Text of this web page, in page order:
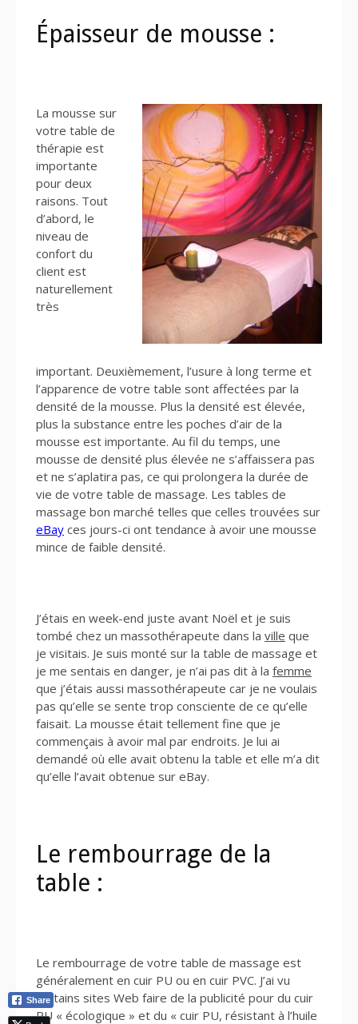
Épaisseur de mousse :
La mousse sur
votre table de
thérapie est
importante
pour deux
raisons. Tout
d’abord, le
niveau de
confort du
client est
naturellement
très
important. Deuxièmement, l’usure à long terme et
l’apparence de votre table sont affectées par la
densité de la mousse. Plus la densité est élevée,
plus la substance entre les poches d’air de la
mousse est importante. Au fil du temps, une
mousse de densité plus élevée ne s’affaissera pas
et ne s’aplatira pas, ce qui prolongera la durée de
vie de votre table de massage. Les tables de
massage bon marché telles que celles trouvées sur
eBay ces jours-ci ont tendance à avoir une mousse
mince de faible densité.
J’étais en week-end juste avant Noël et je suis
tombé chez un massothérapeute dans la ville que
je visitais. Je suis monté sur la table de massage et
je me sentais en danger, je n’ai pas dit à la femme
que j’étais aussi massothérapeute car je ne voulais
pas qu’elle se sente trop consciente de ce qu’elle
faisait. La mousse était tellement fine que je
commençais à avoir mal par endroits. Je lui ai
demandé où elle avait obtenu la table et elle m’a dit
qu’elle l’avait obtenue sur eBay.
Le rembourrage de la
table :
Le rembourrage de votre table de massage est
généralement en cuir PU ou en cuir PVC. J’ai vu
certains sites Web faire de la publicité pour du cuir
PU « écologique » et du « cuir PU, résistant à l’huile
Share